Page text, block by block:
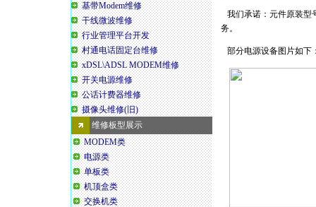
基带Modem维修
干线微波维修
行业管理平台开发
村通电话固定台维修
xDSL\ADSL MODEM维修
开关电源维修
公话计费器维修
摄像头维修(旧)
维修板型展示
MODEM类
电源类
单板类
机顶盒类
交换机类
我们承诺：元件原装型
务。
部分电源设备图片如下